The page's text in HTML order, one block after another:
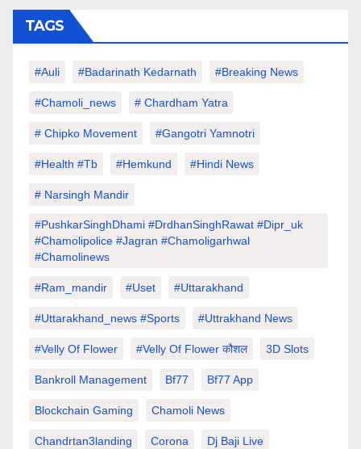
TAGS
#auli #Badarinath Kedarnath #Breaking News
#chamoli_news # Chardham Yatra
# Chipko Movement #Gangotri Yamnotri
#Health #tb #hemkund #hindi News
# Narsingh Mandir
#PushkarSinghDhami #drdhanSinghRawat #dipr_uk
#chamolipolice #Jagran #chamoligarhwal
#chamolinews
#Ram_mandir #uset #uttarakhand
#Uttarakhand_news #sports #Uttrakhand News
#velly Of Flower #velly Of Flower कौशल 3D Slots
Bankroll Management Bf77 Bf77 App
Blockchain Gaming Chamoli News
Chandrtan3landing Corona Dj Baji Live